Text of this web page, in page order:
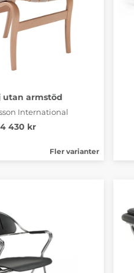
utan armstöd
International
430 kr
Fler varianter